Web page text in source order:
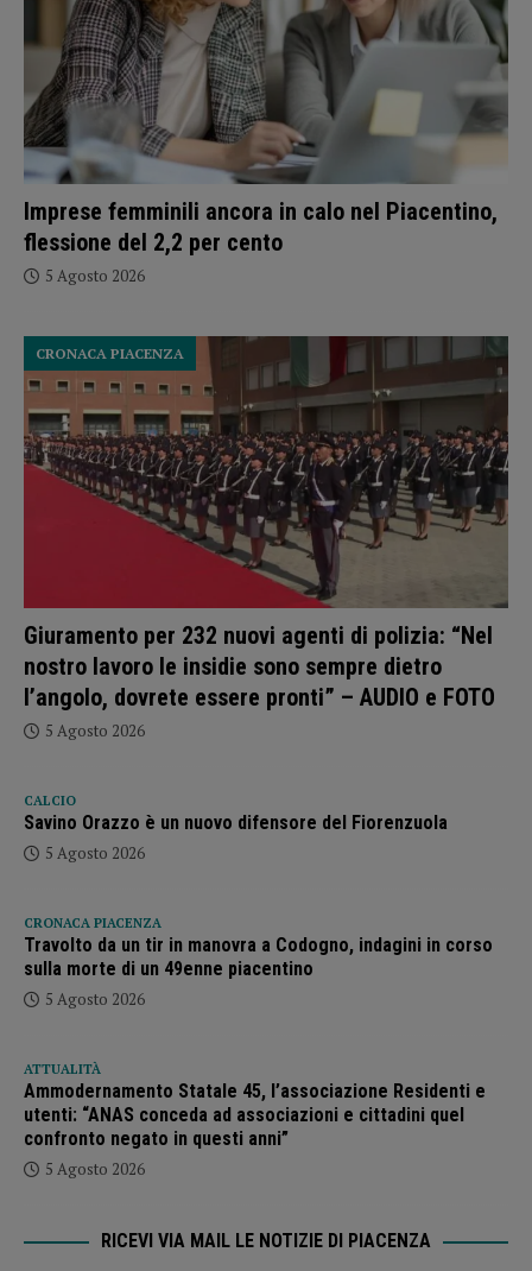
Imprese femminili ancora in calo nel Piacentino,
flessione del 2,2 per cento
5 Agosto 2026
Giuramento per 232 nuovi agenti di polizia: “Nel
nostro lavoro le insidie sono sempre dietro
l’angolo, dovrete essere pronti” – AUDIO e FOTO
CRONACA PIACENZA
5 Agosto 2026
CALCIO
Savino Orazzo è un nuovo difensore del Fiorenzuola
5 Agosto 2026
CRONACA PIACENZA
Travolto da un tir in manovra a Codogno, indagini in corso
sulla morte di un 49enne piacentino
5 Agosto 2026
ATTUALITÀ
Ammodernamento Statale 45, l’associazione Residenti e
utenti: “ANAS conceda ad associazioni e cittadini quel
confronto negato in questi anni”
5 Agosto 2026
RICEVI VIA MAIL LE NOTIZIE DI PIACENZA